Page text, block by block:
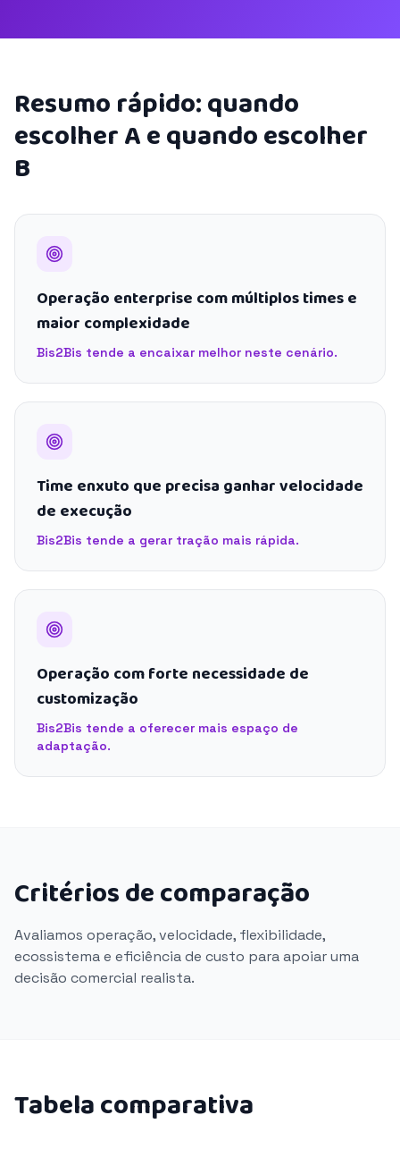
Resumo rápido: quando
escolher A e quando escolher
B
Operação enterprise com múltiplos times e
maior complexidade
Bis2Bis tende a encaixar melhor neste cenário.
Time enxuto que precisa ganhar velocidade
de execução
Bis2Bis tende a gerar tração mais rápida.
Operação com forte necessidade de
customização
Bis2Bis tende a oferecer mais espaço de
adaptação.
Critérios de comparação
Avaliamos operação, velocidade, flexibilidade,
ecossistema e eficiência de custo para apoiar uma
decisão comercial realista.
Tabela comparativa